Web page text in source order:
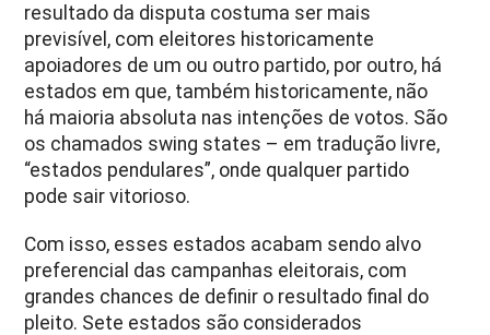
resultado da disputa costuma ser mais
previsível, com eleitores historicamente
apoiadores de um ou outro partido, por outro, há
estados em que, também historicamente, não
há maioria absoluta nas intenções de votos. São
os chamados swing states – em tradução livre,
“estados pendulares”, onde qualquer partido
pode sair vitorioso.
Com isso, esses estados acabam sendo alvo
preferencial das campanhas eleitorais, com
grandes chances de definir o resultado final do
pleito. Sete estados são considerados